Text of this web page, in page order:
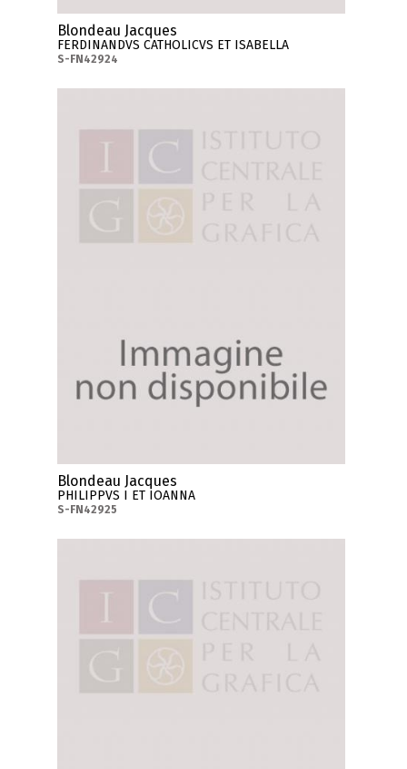
Blondeau Jacques
FERDINANDVS CATHOLICVS ET ISABELLA
S-FN42924
Blondeau Jacques
PHILIPPVS I ET IOANNA
S-FN42925